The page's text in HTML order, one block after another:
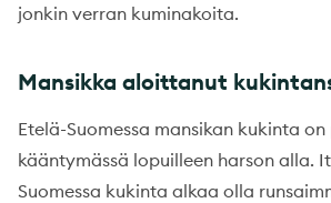
jonkin verran kuminakoita.
Mansikka aloittanut
Etelä-Suomessa mansikan kukinta on
kääntymässä lopuilleen harson alla.
Suomessa kukinta alkaa olla